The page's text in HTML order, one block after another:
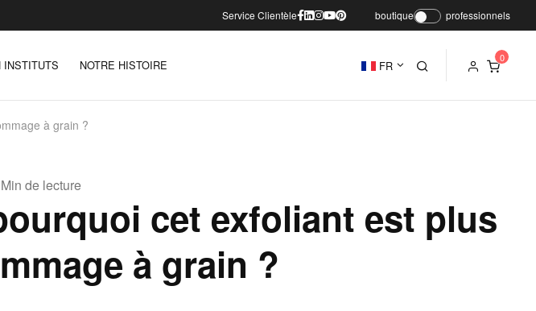
Service Clientèle boutique professionnels
INSTITUTS NOTRE HISTOIRE FR
à grain ?
de lecture
cet exfoliant est plus
à grain ?